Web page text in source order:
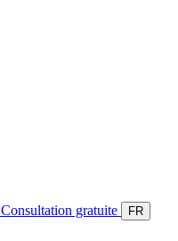
Consultation gratuite FR